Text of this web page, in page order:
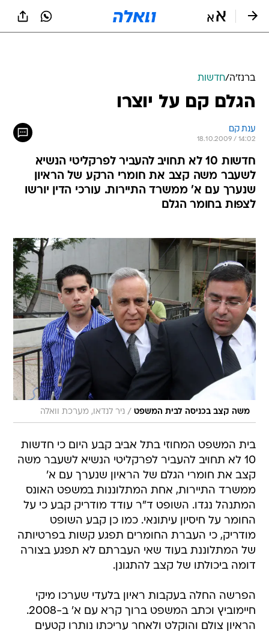
ברנז'ה/חדשות
הגלם קם על יוצרו
ענת קם
18.10.2009 / 14:02
חדשות 10 לא תחויב להעביר לפרקליטי הנשיא
לשעבר משה קצב את חומרי הרקע של הראיון
שנערך עם א' ממשרד התיירות. עורכי הדין יורשו
לצפות בחומר הגלם
משה קצב בכניסה לבית המשפט / ניר לנדאו, מערכת וואלה
בית המשפט המחוזי בתל אביב קבע היום כי חדשות
10 לא תחויב להעביר לפרקליטי הנשיא לשעבר משה
קצב את חומרי הגלם של הראיון שנערך עם א'
ממשרד התיירות, אחת המתלוננות במשפט האונס
המתנהל נגדו. השופט ד"ר עודד מודריק קבע כי על
החומר על חיסיון עיתונאי. כמו כן קבע השופט
מודריק, כי העברת החומרים תפגע קשות בפרטיותה
של המתלוננת בעוד שאי העברתם לא תפגע בצורה
דומה ביכולתו של קצב להתגונן.
הפרשה החלה בעקבות ראיון בלעדי שערכו מיקי
חיימוביץ וכתב המשפט ברוך קרא עם א' ב-2008.
הראיון צולם והוקלט ולאחר עריכתו נותרו קטעים